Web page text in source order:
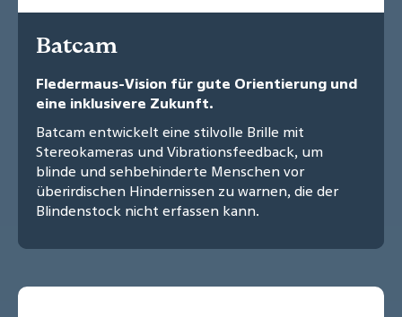
Batcam
Fledermaus-Vision für gute Orientierung und
eine inklusivere Zukunft.
Batcam entwickelt eine stilvolle Brille mit
Stereokameras und Vibrationsfeedback, um
blinde und sehbehinderte Menschen vor
überirdischen Hindernissen zu warnen, die der
Blindenstock nicht erfassen kann.